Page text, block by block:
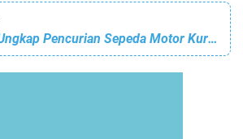
Polsek Bahorok Ungkap Pencurian Sepeda Motor Kurang dari 3 Jam, Pelaku Residivis